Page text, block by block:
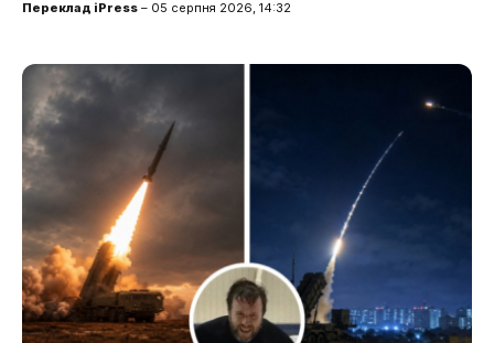
Переклад iPress – 05 серпня 2026, 14:32